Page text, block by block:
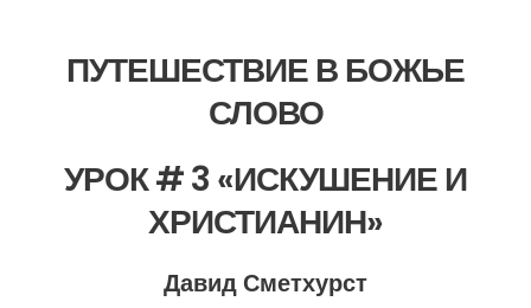
ПУТЕШЕСТВИЕ В БОЖЬЕ
СЛОВО
УРОК # 3 «ИСКУШЕНИЕ И
ХРИСТИАНИН»
Давид Сметхурст